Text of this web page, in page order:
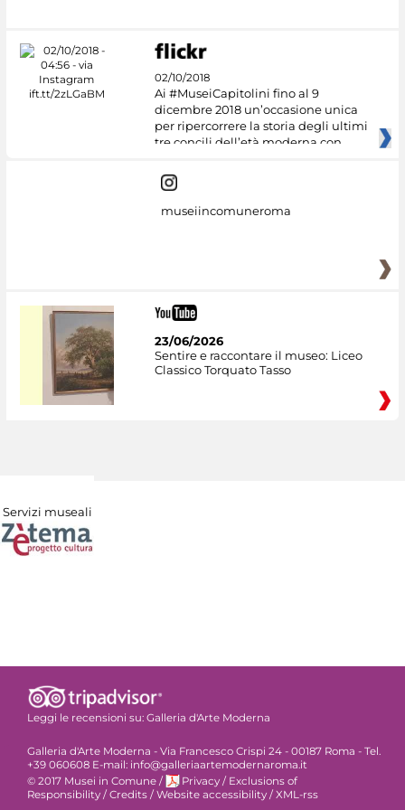
02/10/2018
Ai #MuseiCapitolini fino al 9
dicembre 2018 un’occasione unica
per ripercorrere la storia degli ultimi
tre concili dell’età moderna con
museiincomuneroma
23/06/2026
Sentire e raccontare il museo: Liceo
Classico Torquato Tasso
Servizi museali
Leggi le recensioni su: Galleria d'Arte Moderna
Galleria d'Arte Moderna - Via Francesco Crispi 24 - 00187 Roma - Tel.
+39 060608 E-mail: info@galleriaartemodernaroma.it
© 2017 Musei in Comune / Privacy / Exclusions of
Responsibility /Credits /Website accessibility /XML-rss